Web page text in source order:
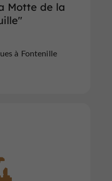
Motte de la
à Fontenille